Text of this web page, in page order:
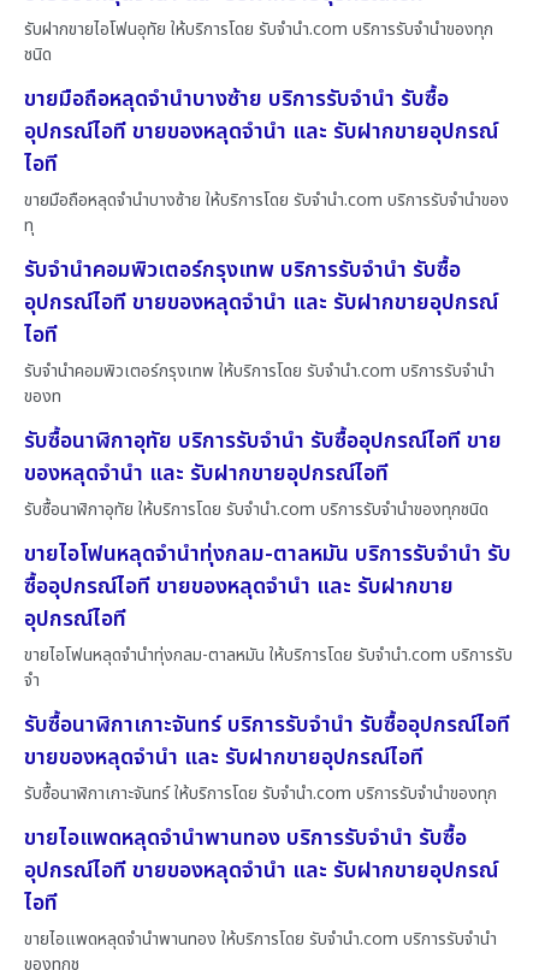
รับฝากขายไอโฟนอุทัย ให้บริการโดย รับจํานํา.com บริการรับจำนำของทุก
ชนิด
ขายมือถือหลุดจำนำบางซ้าย บริการรับจำนำ รับซื้อ
อุปกรณ์ไอที ขายของหลุดจำนำ และ รับฝากขายอุปกรณ์
ไอที
ขายมือถือหลุดจำนำบางซ้าย ให้บริการโดย รับจํานํา.com บริการรับจำนำของ
ทุ
รับจำนำคอมพิวเตอร์กรุงเทพ บริการรับจำนำ รับซื้อ
อุปกรณ์ไอที ขายของหลุดจำนำ และ รับฝากขายอุปกรณ์
ไอที
รับจำนำคอมพิวเตอร์กรุงเทพ ให้บริการโดย รับจํานํา.com บริการรับจำนำ
ของท
รับซื้อนาฬิกาอุทัย บริการรับจำนำ รับซื้ออุปกรณ์ไอที ขาย
ของหลุดจำนำ และ รับฝากขายอุปกรณ์ไอที
รับซื้อนาฬิกาอุทัย ให้บริการโดย รับจํานํา.com บริการรับจำนำของทุกชนิด
ขายไอโฟนหลุดจำนำทุ่งกลม-ตาลหมัน บริการรับจำนำ รับ
ซื้ออุปกรณ์ไอที ขายของหลุดจำนำ และ รับฝากขาย
อุปกรณ์ไอที
ขายไอโฟนหลุดจำนำทุ่งกลม-ตาลหมัน ให้บริการโดย รับจํานํา.com บริการรับ
จำ
รับซื้อนาฬิกาเกาะจันทร์ บริการรับจำนำ รับซื้ออุปกรณ์ไอที
ขายของหลุดจำนำ และ รับฝากขายอุปกรณ์ไอที
รับซื้อนาฬิกาเกาะจันทร์ ให้บริการโดย รับจํานํา.com บริการรับจำนำของทุก
ขายไอแพดหลุดจำนำพานทอง บริการรับจำนำ รับซื้อ
อุปกรณ์ไอที ขายของหลุดจำนำ และ รับฝากขายอุปกรณ์
ไอที
ขายไอแพดหลุดจำนำพานทอง ให้บริการโดย รับจํานํา.com บริการรับจำนำ
ของทุกช